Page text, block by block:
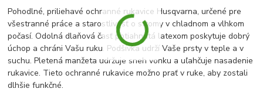
Pohodlné, priliehavé ochranné rukavice Husqvarna, určené pre
všestranné práce a starostlivosť o stromy v chladnom a vlhkom
počasí. Odolná dlaňová časť potiahnutá latexom poskytuje dobrý
úchop a chráni Vašu ruku. Podšívka udrží Vaše prsty v teple a v
suchu. Pletená manžeta udržuje sneh vonku a uľahčuje nasadenie
rukavice. Tieto ochranné rukavice možno prať v ruke, aby zostali
dlhšie funkčné.